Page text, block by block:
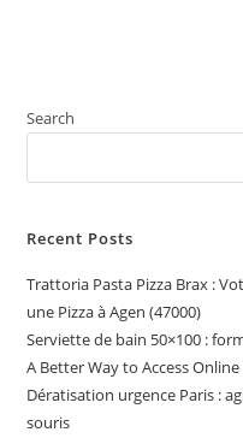
Search
Recent Posts
Trattoria Pasta Pizza Brax :
une Pizza à Agen (47000)
Serviette de bain 50×100 :
A Better Way to Access
Dératisation urgence Paris :
souris